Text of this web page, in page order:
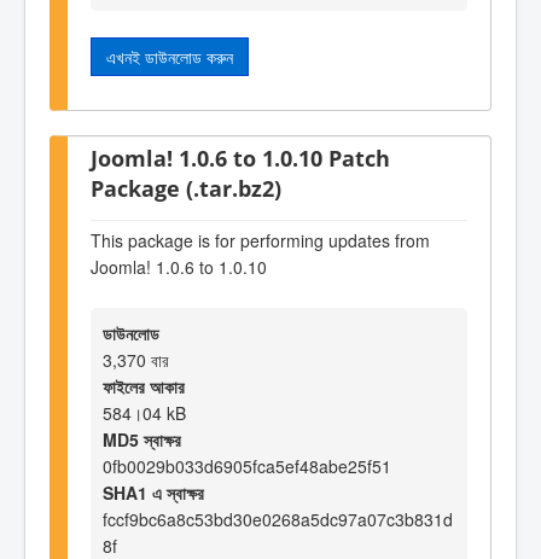
এখনই ডাউনলোড করুন
Joomla! 1.0.6 to 1.0.10 Patch
Package (.tar.bz2)
This package is for performing updates from
Joomla! 1.0.6 to 1.0.10
ডাউনলোড
3,370 বার
ফাইলের আকার
584।04 kB
MD5 স্বাক্ষর
0fb0029b033d6905fca5ef48abe25f51
SHA1 এ স্বাক্ষর
fccf9bc6a8c53bd30e0268a5dc97a07c3b831d
8f